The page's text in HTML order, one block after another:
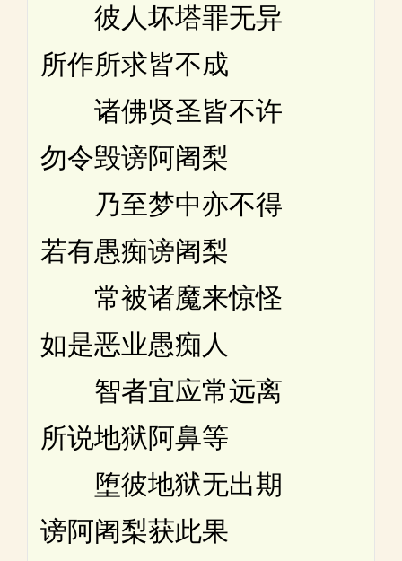
彼人坏塔罪无异
所作所求皆不成
诸佛贤圣皆不许
勿令毁谤阿阇梨
乃至梦中亦不得
若有愚痴谤阇梨
常被诸魔来惊怪
如是恶业愚痴人
智者宜应常远离
所说地狱阿鼻等
堕彼地狱无出期
谤阿阇梨获此果